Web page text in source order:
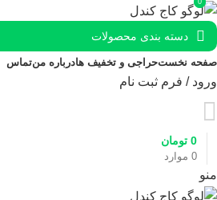
دسته بندی محصولات
صفحه نخستحراجی و تخفیف هادرباره منتماس
ورود / فرم ثبت نام
0 موارد
0 تومان
منو
0
0